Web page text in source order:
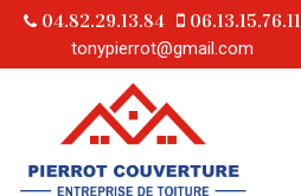
04.82.29.13.84 06.13.15.76.11
tonypierrot@gmail.com